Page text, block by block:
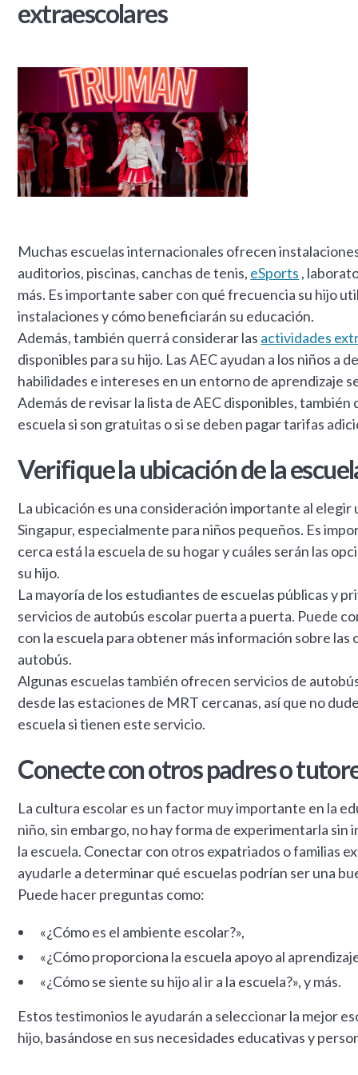
extraescolares
Muchas escuelas internacionales ofrecen
auditorios, piscinas, canchas de tenis, eSports ,
más. Es importante saber con qué frecuencia su hijo
instalaciones y cómo beneficiarán su educación.
Además, también querrá considerar las actividades
disponibles para su hijo. Las AEC ayudan a los niños a
habilidades e intereses en un entorno de aprendizaje
Además de revisar la lista de AEC disponibles,
escuela si son gratuitas o si se deben pagar tarifas
Verifique la ubicación de la
La ubicación es una consideración importante al elegir
Singapur, especialmente para niños pequeños. Es
cerca está la escuela de su hogar y cuáles serán las
su hijo.
La mayoría de los estudiantes de escuelas públicas y
servicios de autobús escolar puerta a puerta. Puede
con la escuela para obtener más información sobre las
autobús.
Algunas escuelas también ofrecen servicios de
desde las estaciones de MRT cercanas, así que no
escuela si tienen este servicio.
Conecte con otros padres o
La cultura escolar es un factor muy importante en la
niño, sin embargo, no hay forma de experimentarla sin
la escuela. Conectar con otros expatriados o familias
ayudarle a determinar qué escuelas podrían ser una
Puede hacer preguntas como:
«¿Cómo es el ambiente escolar?»,
«¿Cómo proporciona la escuela apoyo al
«¿Cómo se siente su hijo al ir a la escuela?», y más.
Estos testimonios le ayudarán a seleccionar la mejor
hijo, basándose en sus necesidades educativas y